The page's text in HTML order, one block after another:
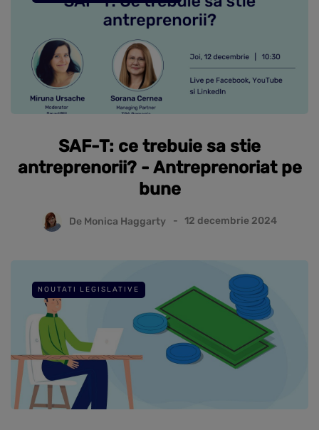
SAF-T: ce trebuie sa stie
antreprenorii? - Antreprenoriat pe
bune
De Monica Haggarty 12 decembrie 2024
NOUTATI LEGISLATIVE